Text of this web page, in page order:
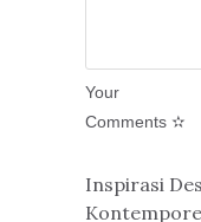
Your
Comments ✫
Inspirasi